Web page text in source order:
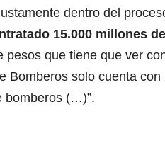
dentro del
15.000 millones
pesos que tiene que ver
Bomberos solo cuenta
bomberos (…)”.